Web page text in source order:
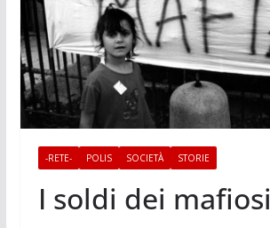
-RETE- POLIS SOCIETÀ STORIE
I soldi dei mafiosi